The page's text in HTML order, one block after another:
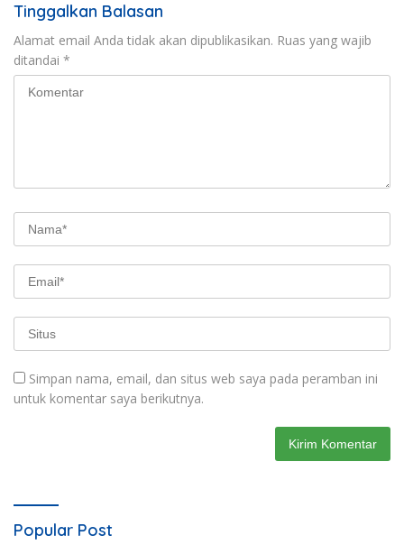
Tinggalkan Balasan
Alamat email Anda tidak akan dipublikasikan. Ruas yang wajib
ditandai *
Simpan nama, email, dan situs web saya pada peramban ini
untuk komentar saya berikutnya.
Popular Post